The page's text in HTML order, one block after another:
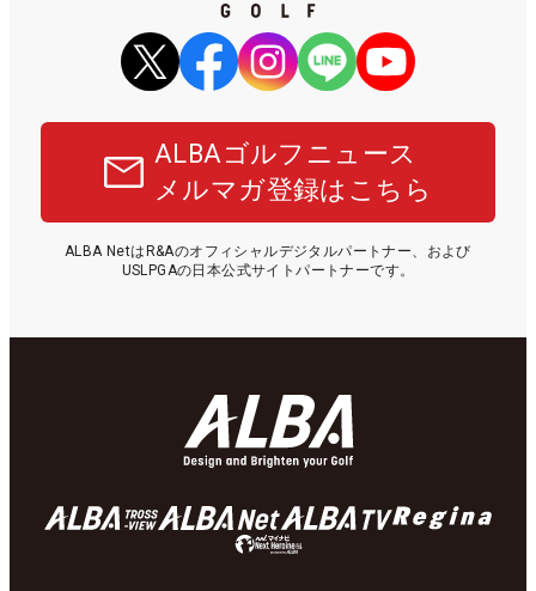
ALBAゴルフニュース
メルマガ登録はこちら
ALBA NetはR&Aのオフィシャルデジタルパートナー、および
USLPGAの日本公式サイトパートナーです。